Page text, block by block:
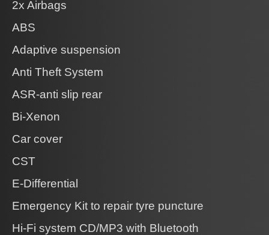
2x Airbags
ABS
Adaptive suspension
Anti Theft System
ASR-anti slip rear
Bi-Xenon
Car cover
CST
E-Differential
Emergency Kit to repair tyre puncture
Hi-Fi system CD/MP3 with Bluetooth